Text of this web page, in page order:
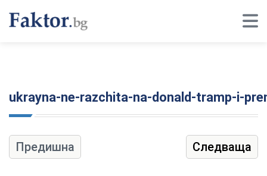
ukrayna-ne-razchita-na-donald-tramp-i-
Предишна Следваща